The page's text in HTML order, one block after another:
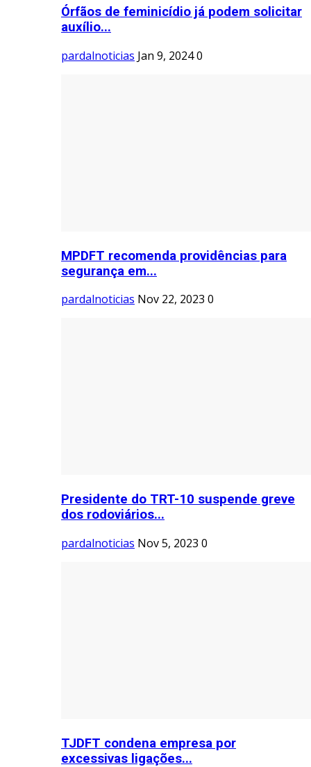
Órfãos de feminicídio já podem solicitar
auxílio...
pardalnoticias Jan 9, 20240
MPDFT recomenda providências para
segurança em...
pardalnoticias Nov 22, 2023 0
Presidente do TRT-10 suspende greve
dos rodoviários...
pardalnoticias Nov 5, 2023 0
TJDFT condena empresa por
excessivas ligações...